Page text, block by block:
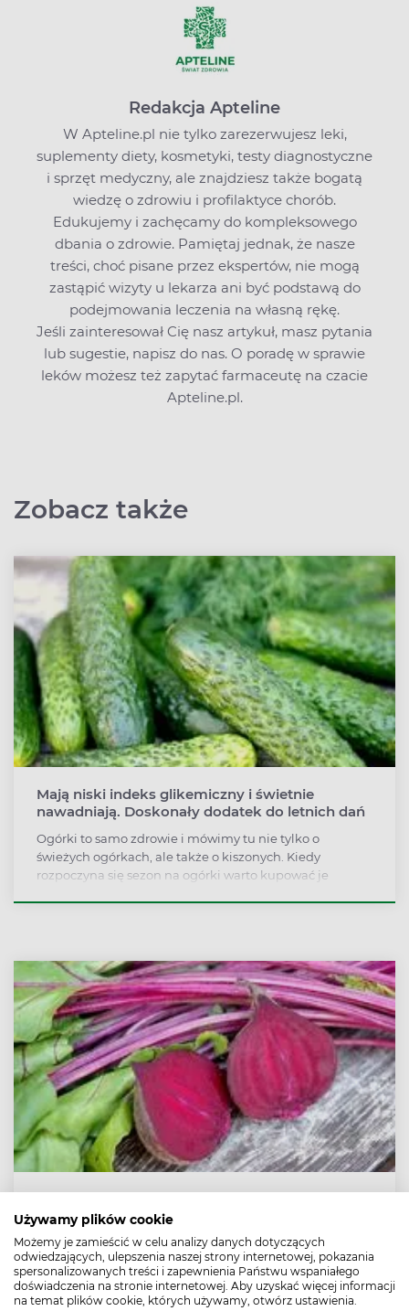
Używamy plików cookie
Możemy je zamieścić w celu analizy danych dotyczących
odwiedzających, ulepszenia naszej strony internetowej, pokazania
spersonalizowanych treści i zapewnienia Państwu wspaniałego
doświadczenia na stronie internetowej. Aby uzyskać więcej informacji
na temat plików cookie, których używamy, otwórz ustawienia.
Redakcja Apteline
W Apteline.pl nie tylko zarezerwujesz leki,
suplementy diety, kosmetyki, testy diagnostyczne
i sprzęt medyczny, ale znajdziesz także bogatą
wiedzę o zdrowiu i profilaktyce chorób.
Edukujemy i zachęcamy do kompleksowego
dbania o zdrowie. Pamiętaj jednak, że nasze
treści, choć pisane przez ekspertów, nie mogą
zastąpić wizyty u lekarza ani być podstawą do
podejmowania leczenia na własną rękę.
Jeśli zainteresował Cię nasz artykuł, masz pytania
lub sugestie, napisz do nas. O poradę w sprawie
leków możesz też zapytać farmaceutę na czacie
Apteline.pl.
Zobacz także
Mają niski indeks glikemiczny i świetnie
nawadniają. Doskonały dodatek do letnich dań
Ogórki to samo zdrowie i mówimy tu nie tylko o
świeżych ogórkach, ale także o kiszonych. Kiedy
rozpoczyna się sezon na ogórki warto kupować je
łączyć z pomidorami? Pora rozwiać wszystkie
wątpliwości.
kończy! Tym prostym przepisem włączysz ją do
diety
Botwinka, czyli młode liście i łodygi buraka ćwikłowego,
to prawdziwa bomba witaminowa. Lista
prozdrowotnych właściwości botwinki jest naprawdę